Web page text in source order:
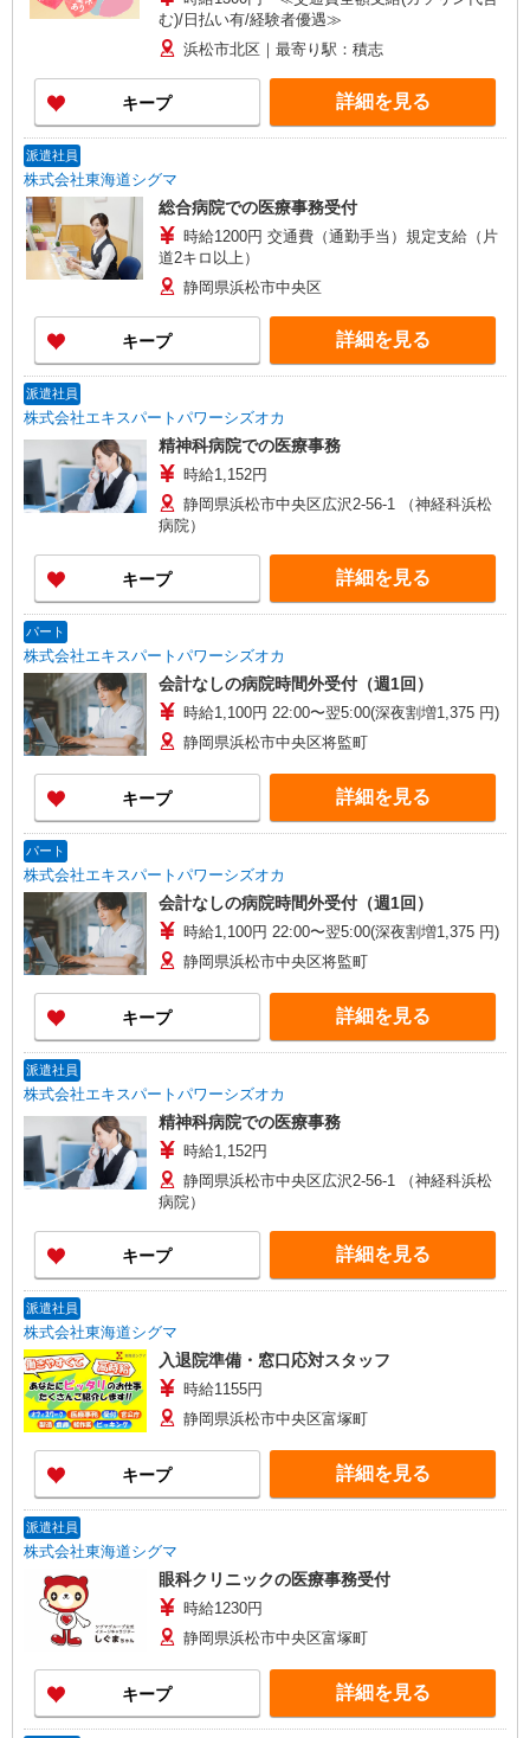
む)/日払い有/経験者優遇≫
浜松市北区｜最寄り駅：積志
キープ 詳細を見る
派遣社員
株式会社東海道シグマ
総合病院での医療事務受付
時給1200円 交通費（通勤手当）規定支給（片
道2キロ以上）
静岡県浜松市中央区
キープ 詳細を見る
派遣社員
株式会社エキスパートパワーシズオカ
精神科病院での医療事務
時給1,152円
静岡県浜松市中央区広沢2-56-1 （神経科浜松
病院）
キープ 詳細を見る
パート
株式会社エキスパートパワーシズオカ
会計なしの病院時間外受付（週1回）
時給1,100円 22:00〜翌5:00(深夜割増1,375 円)
静岡県浜松市中央区将監町
キープ 詳細を見る
パート
株式会社エキスパートパワーシズオカ
会計なしの病院時間外受付（週1回）
時給1,100円 22:00〜翌5:00(深夜割増1,375 円)
静岡県浜松市中央区将監町
キープ 詳細を見る
派遣社員
株式会社エキスパートパワーシズオカ
精神科病院での医療事務
時給1,152円
静岡県浜松市中央区広沢2-56-1 （神経科浜松
病院）
キープ 詳細を見る
派遣社員
株式会社東海道シグマ
入退院準備・窓口応対スタッフ
時給1155円
静岡県浜松市中央区富塚町
キープ 詳細を見る
派遣社員
株式会社東海道シグマ
眼科クリニックの医療事務受付
時給1230円
静岡県浜松市中央区富塚町
キープ 詳細を見る